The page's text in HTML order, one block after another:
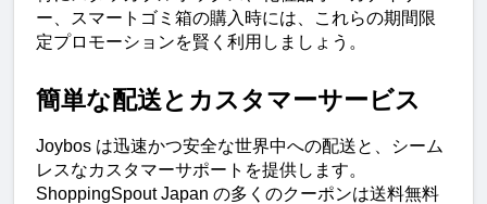
ー、スマートゴミ箱の購入時には、これらの期間限
定プロモーションを賢く利用しましょう。
簡単な配送とカスタマーサービス
Joybos は迅速かつ安全な世界中への配送と、シーム
レスなカスタマーサポートを提供します。
ShoppingSpout Japan の多くのクーポンは送料無料